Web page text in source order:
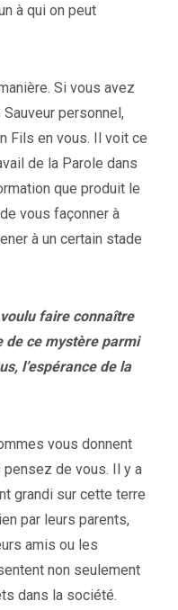
à qui on peut
Si vous avez
personnel,
Fils en vous. Il voit ce
de la Parole dans
que produit le
vous façonner à
à un certain stade
faire connaître
de ce mystère parmi
l’espérance de la
vous donnent
de vous. Il y a
grandi sur cette terre
par leurs parents,
amis ou les
non seulement
dans la société.